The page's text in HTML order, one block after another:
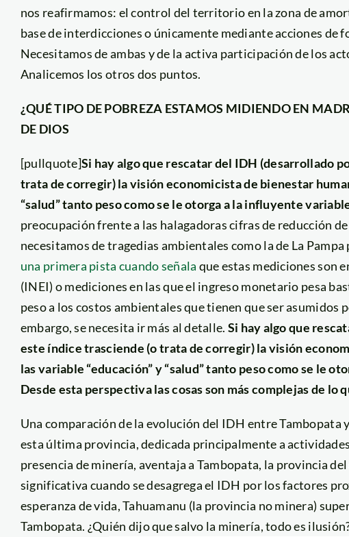
nos reafirmamos: el control del territorio en la zona de
base de interdicciones o únicamente mediante acciones
Necesitamos de ambas y de la activa participación de los
Analicemos los otros dos puntos.
¿QUÉ TIPO DE POBREZA ESTAMOS MIDIENDO EN
DE DIOS
[pullquote]Si hay algo que rescatar del IDH (desarrollado
trata de corregir) la visión economicista de bienestar
“salud” tanto peso como se le otorga a la influyente
preocupación frente a las halagadoras cifras de reducción
necesitamos de tragedias ambientales como la de La
una primera pista cuando señala que estas mediciones son
(INEI) o mediciones en las que el ingreso monetario pesa
peso a los costos ambientales que tienen que ser asumidos
embargo, se necesita ir más al detalle. Si hay algo que
este índice trasciende (o trata de corregir) la visión
las variable “educación” y “salud” tanto peso como se le
Desde esta perspectiva las cosas son más complejas de lo
Una comparación de la evolución del IDH entre Tambopata
esta última provincia, dedicada principalmente a
presencia de minería, aventaja a Tambopata, la provincia
significativa cuando se desagrega el IDH por los factores
esperanza de vida, Tahuamanu (la provincia no minera)
Tambopata. ¿Quién dijo que salvo la minería, todo es